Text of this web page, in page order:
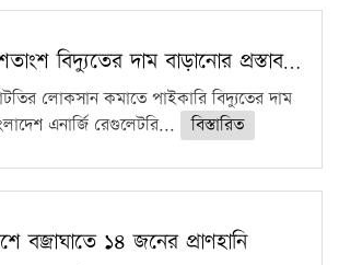
বিদ্যুতের দাম বাড়ানোর প্রস্তাব…
লোকসান কমাতে পাইকারি বিদ্যুতের দাম
এনার্জি রেগুলেটরি...
বিস্তারিত
বজ্রাঘাতে ১৪ জনের প্রাণহানি